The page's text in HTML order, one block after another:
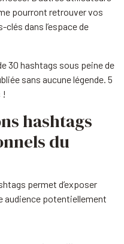
pourront retrouver vos
dans l’espace de
30 hashtags sous peine de
sans aucune légende. 5
!
hashtags
du
permet d’exposer
audience potentiellement